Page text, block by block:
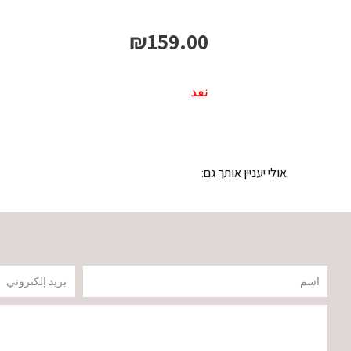
₪159.00
نفد
אולי יעניין אותך גם:
שם דוא"ל